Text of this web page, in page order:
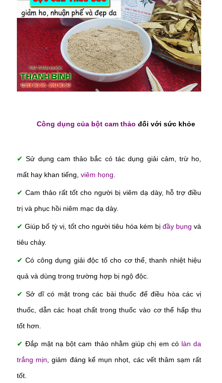
Công dụng của bột cam thảo đối với sức khỏe
✔Sử dụng cam thảo bắc có tác dụng giải cảm, trừ ho,
mất hay khan tiếng, viêm họng
✔Cam thảo rất tốt cho người bị viêm dạ dày, hỗ trợ điều
trị và phục hồi niêm mạc dạ dày.
✔Giúp bổ tỳ vị, tốt cho người tiêu hóa kém bịđầy bụng và
tiêu chảy.
✔Có công dụng giải độc tố cho cơ thể, thanh nhiệt hiệu
quả và dùng trong trường hợp bị ngộ độc.
✔Sở dĩ có mặt trong các bài thuốc để điều hòa các vị
thuốc, dẫn các hoạt chất trong thuốc vào cơ thể hấp thu
tốt hơn.
✔Đắp mặt nạ bột cam thảo nhằm giúp chị em có làn da
trắng mịn , giảm đáng kể mụn nhọt, các vết thâm sạm rất
tốt.